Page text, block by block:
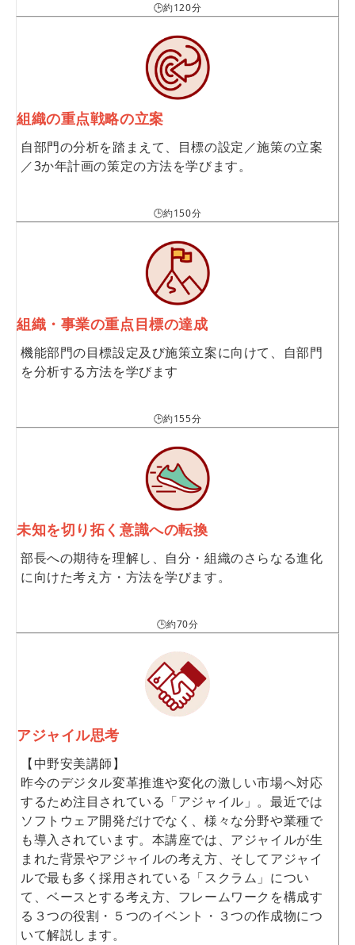
🕒約120分
組織の重点戦略の立案
自部門の分析を踏まえて、目標の設定／施策の立案
／3か年計画の策定の方法を学びます。
🕒約150分
組織・事業の重点目標の達成
機能部門の目標設定及び施策立案に向けて、自部門
を分析する方法を学びます
🕒約155分
未知を切り拓く意識への転換
部長への期待を理解し、自分・組織のさらなる進化
に向けた考え方・方法を学びます。
🕒約70分
アジャイル思考
【中野安美講師】
昨今のデジタル変革推進や変化の激しい市場へ対応
するため注目されている「アジャイル」。最近では
ソフトウェア開発だけでなく、様々な分野や業種で
も導入されています。本講座では、アジャイルが生
まれた背景やアジャイルの考え方、そしてアジャイ
ルで最も多く採用されている「スクラム」につい
て、ベースとする考え方、フレームワークを構成す
る３つの役割・５つのイベント・３つの作成物につ
いて解説します。